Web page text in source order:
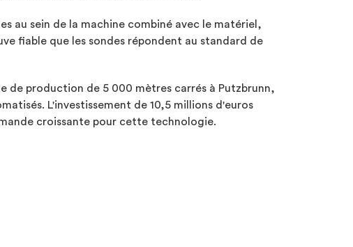
au sein de la machine combiné avec le matériel,
fiable que les sondes répondent au standard de
de production de 5 000 mètres carrés à Putzbrunn,
L'investissement de 10,5 millions d'euros
croissante pour cette technologie.